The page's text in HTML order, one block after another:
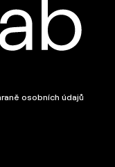
osobních údajů